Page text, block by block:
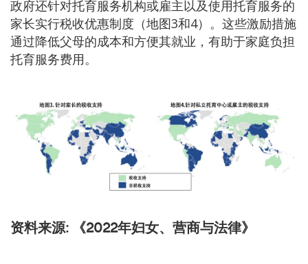
政府还针对托育服务机构或雇主以及使用托育服务的
家长实行税收优惠制度（地图3和4）。这些激励措施
通过降低父母的成本和方便其就业，有助于家庭负担
托育服务费用。
资料来源: 《2022年妇女、营商与法律》